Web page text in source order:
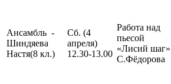
Ансамбль -
Шиндяева
Настя(8 кл.)
Сб. (4
апреля)
12.30-13.00
Работа над
пьесой
«Лисий шаг»
С.Фёдорова